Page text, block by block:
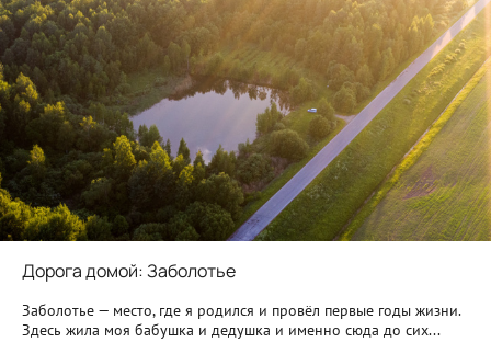
Дорога домой: Заболотье
Заболотье — место, где я родился и провёл первые годы жизни.
Здесь жила моя бабушка и дедушка и именно сюда до сих...